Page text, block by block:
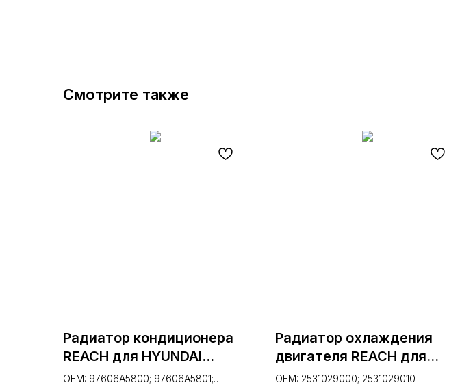
Смотрите также
Радиатор кондиционера
REACH для HYUNDAI
ELANTRA 11- DIESEL
OEM: 97606A5800; 97606A5801;
Радиатор охлаждения
двигателя REACH для
HYUNDAI ELANTRA 1.5 I;
OEM: 2531029000; 2531029010